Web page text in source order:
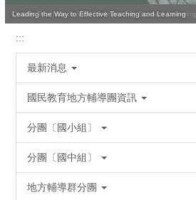
Quality Teaching Is Vital for Improving Student Learning
Leading the Way to Effective Teaching and Learning
:::
最新消息
國民教育地方輔導團資訊
分團〔國小組〕
分團〔國中組〕
地方輔導群分團